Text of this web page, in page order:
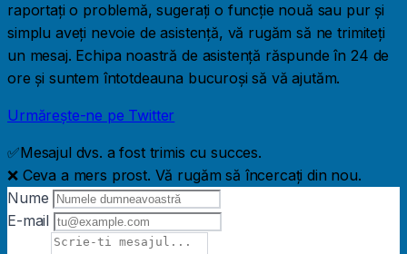
raportați o problemă, sugerați o funcție nouă sau pur și
simplu aveți nevoie de asistență, vă rugăm să ne trimiteți
un mesaj. Echipa noastră de asistență răspunde în 24 de
ore și suntem întotdeauna bucuroși să vă ajutăm.
Urmărește-ne pe Twitter
✅Mesajul dvs. a fost trimis cu succes.
❌ Ceva a mers prost. Vă rugăm să încercați din nou.
Nume
E-mail